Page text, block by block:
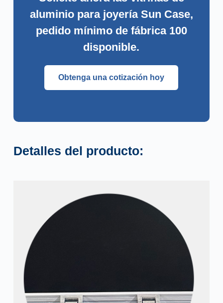
aluminio para joyería Sun Case,
pedido mínimo de fábrica 100
disponible.
Obtenga una cotización hoy
Detalles del producto: